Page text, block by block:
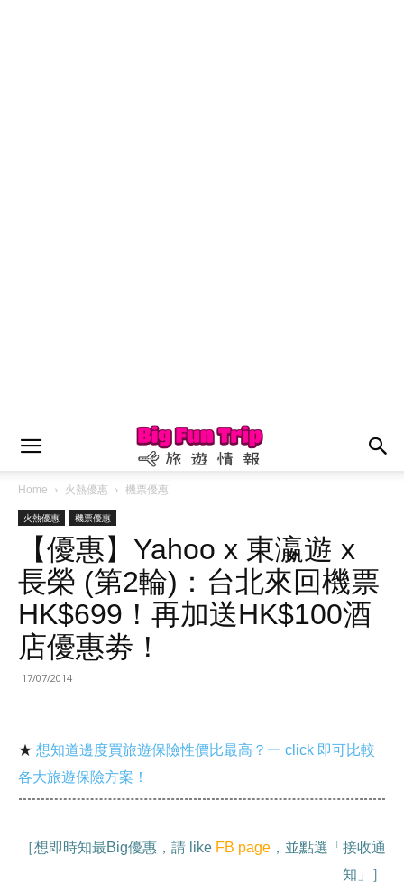
Home 火熱優惠 機票優惠
火熱優惠 機票優惠
【優惠】Yahoo x 東瀛遊 x
長榮 (第2輪)：台北來回機票
HK$699！再加送HK$100酒
店優惠劵！
17/07/2014
★ 想知道邊度買旅遊保險性價比最高？一 click 即可比較
各大旅遊保險方案！
［想即時知最Big優惠，請 like FB page ，並點選「接收通
知」］